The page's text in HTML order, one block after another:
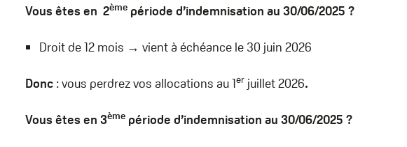
Vous êtes en 2ème période d’indemnisation au 30/06/2025 ?
Droit de 12 mois → vient à échéance le 30 juin 2026
Donc : vous perdrez vos allocations au 1er juillet 2026.
Vous êtes en 3ème période d’indemnisation au 30/06/2025 ?